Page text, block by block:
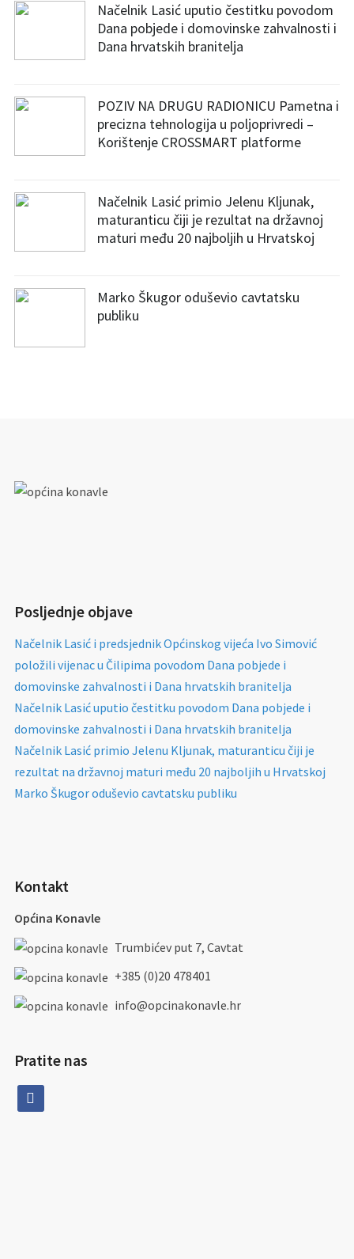
Načelnik Lasić uputio čestitku povodom
Dana pobjede i domovinske zahvalnosti i
Dana hrvatskih branitelja
POZIV NA DRUGU RADIONICU Pametna i
precizna tehnologija u poljoprivredi –
Korištenje CROSSMART platforme
Načelnik Lasić primio Jelenu Kljunak,
maturanticu čiji je rezultat na državnoj
maturi među 20 najboljih u Hrvatskoj
Marko Škugor oduševio cavtatsku
publiku
Posljednje objave
Načelnik Lasić i predsjednik Općinskog vijeća Ivo Simović
položili vijenac u Čilipima povodom Dana pobjede i
domovinske zahvalnosti i Dana hrvatskih branitelja
Načelnik Lasić uputio čestitku povodom Dana pobjede i
domovinske zahvalnosti i Dana hrvatskih branitelja
Načelnik Lasić primio Jelenu Kljunak, maturanticu čiji je
rezultat na državnoj maturi među 20 najboljih u Hrvatskoj
Marko Škugor oduševio cavtatsku publiku
Kontakt
Općina Konavle
Trumbićev put 7, Cavtat
+385 (0)20 478401
info@opcinakonavle.hr
Pratite nas
facebook